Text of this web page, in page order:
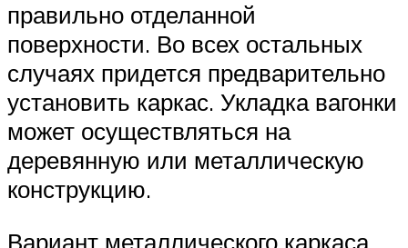
правильно отделанной
поверхности. Во всех остальных
случаях придется предварительно
установить каркас. Укладка вагонки
может осуществляться на
деревянную или металлическую
конструкцию.
Вариант металлического каркаса